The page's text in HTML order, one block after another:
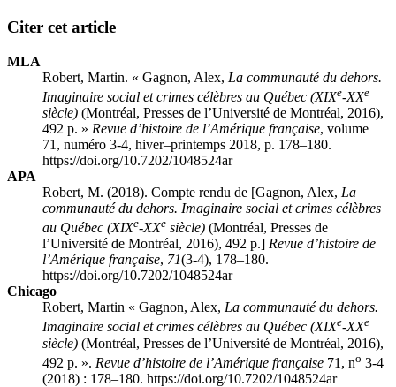
Citer cet article
MLA
Robert, Martin. « Gagnon, Alex, La communauté du dehors.
Imaginaire social et crimes célèbres au Québec (XIXe-XXe
siècle) (Montréal, Presses de l’Université de Montréal, 2016),
492 p. » Revue d’histoire de l’Amérique française, volume
71, numéro 3-4, hiver–printemps 2018, p. 178–180.
https://doi.org/10.7202/1048524ar
APA
Robert, M. (2018). Compte rendu de [Gagnon, Alex, La
communauté du dehors. Imaginaire social et crimes célèbres
au Québec (XIXe-XXe siècle) (Montréal, Presses de
l’Université de Montréal, 2016), 492 p.] Revue d’histoire de
l’Amérique française, 71(3-4), 178–180.
https://doi.org/10.7202/1048524ar
Chicago
Robert, Martin « Gagnon, Alex, La communauté du dehors.
Imaginaire social et crimes célèbres au Québec (XIXe-XXe
siècle) (Montréal, Presses de l’Université de Montréal, 2016),
492 p. ». Revue d’histoire de l’Amérique française 71, no 3-4
(2018) : 178–180. https://doi.org/10.7202/1048524ar